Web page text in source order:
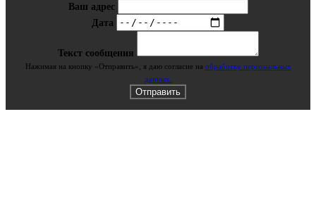
Ваш адрес
Дата
Текст сообщения
Нажимая на кнопку «Отправить», я даю cогласие на обработку персональных
данных.